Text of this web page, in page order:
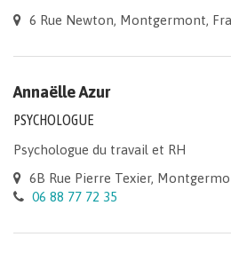
6 Rue Newton, Montgermont,
Annaëlle Azur
PSYCHOLOGUE
Psychologue du travail et RH
6B Rue Pierre Texier,
06 88 77 72 35